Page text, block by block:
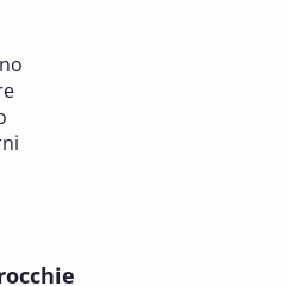
DI CULTO
diocesani,